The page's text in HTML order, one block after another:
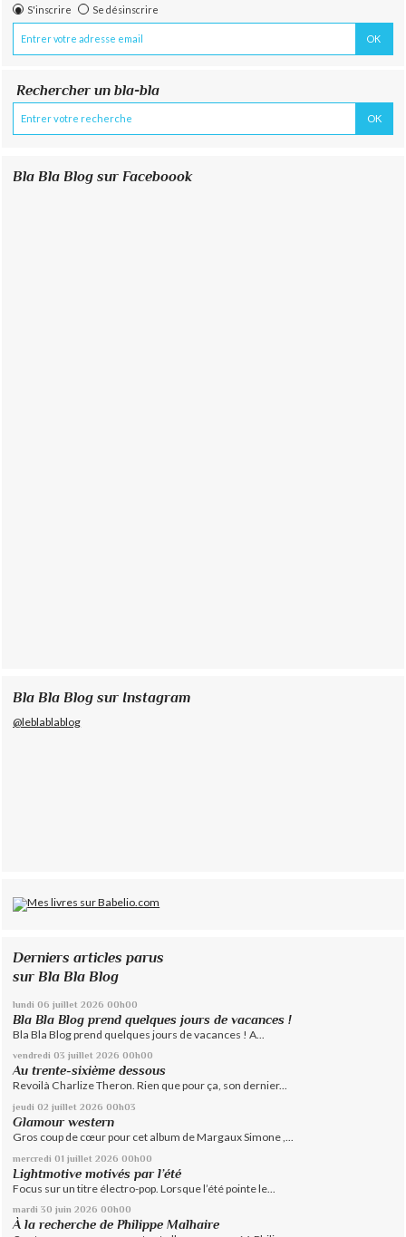
S'inscrire Se désinscrire
Rechercher un bla-bla
Bla Bla Blog sur Faceboook
Bla Bla Blog sur Instagram
@leblablablog
Derniers articles parus
sur Bla Bla Blog
lundi 06 juillet 2026 00h00
Bla Bla Blog prend quelques jours de vacances !
Bla Bla Blog prend quelques jours de vacances ! A...
vendredi 03 juillet 2026 00h00
Au trente-sixième dessous
Revoilà Charlize Theron. Rien que pour ça, son dernier...
jeudi 02 juillet 2026 00h03
Glamour western
Gros coup de cœur pour cet album de Margaux Simone ,...
mercredi 01 juillet 2026 00h00
Lightmotive motivés par l’été
Focus sur un titre électro-pop. Lorsque l’été pointe le...
mardi 30 juin 2026 00h00
À la recherche de Philippe Malhaire